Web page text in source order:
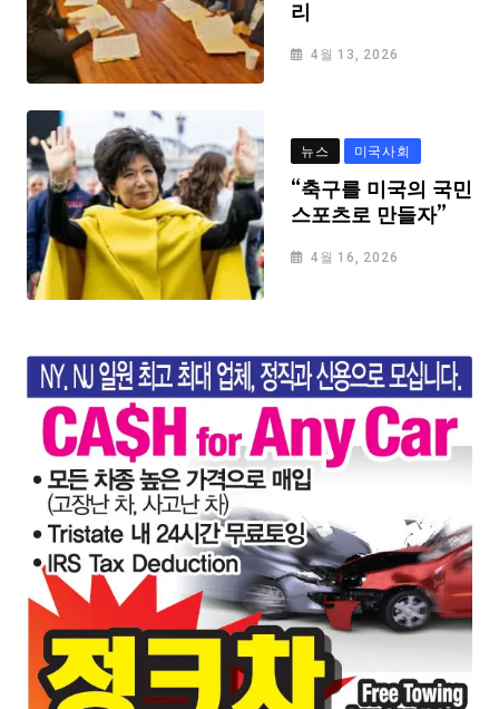
리
4월 13, 2026
뉴스 미국사회
“축구를 미국의 국민
스포츠로 만들자”
4월 16, 2026